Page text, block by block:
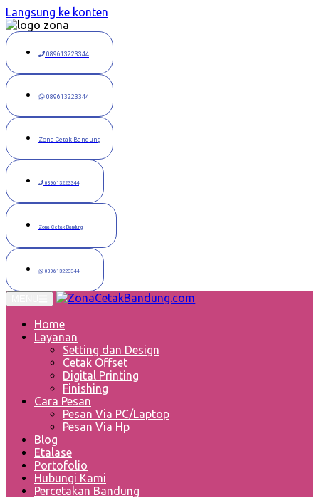
Langsung ke konten
089613223344
089613223344
Zona Cetak Bandung
089613223344
Zona Cetak Bandung
089613223344
Home
Layanan
Setting dan Design
Cetak Offset
Digital Printing
Finishing
Cara Pesan
Pesan Via PC/Laptop
Pesan Via Hp
Blog
Etalase
Portofolio
Hubungi Kami
Percetakan Bandung